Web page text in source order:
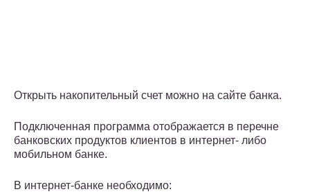
Открыть накопительный счет можно на сайте банка.
Подключенная программа отображается в перечне
банковских продуктов клиентов в интернет- либо
мобильном банке.
В интернет-банке необходимо: